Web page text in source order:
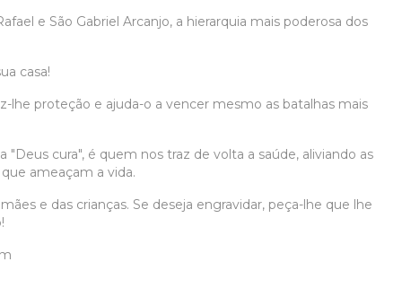
e São Gabriel Arcanjo, a hierarquia mais poderosa dos
casa!
lhe proteção e ajuda-o a vencer mesmo as batalhas mais
"Deus cura", é quem nos traz de volta a saúde, aliviando as
ameaçam a vida.
e das crianças. Se deseja engravidar, peça-lhe que lhe